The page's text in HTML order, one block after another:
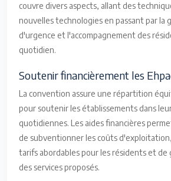
couvre divers aspects, allant des
nouvelles technologies en passant par la
d'urgence et l'accompagnement des
quotidien.
Soutenir financièrement les
La convention assure une répartition
pour soutenir les établissements dans
quotidiennes. Les aides financières
de subventionner les coûts
tarifs abordables pour les résidents et
des services proposés.